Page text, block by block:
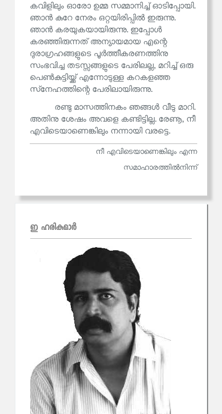
കവിളിലും ഓരോ ഉമ്മ സമ്മാനിച്ച് ഓടിപ്പോയി.
ഞാൻ കുറേ നേരം ഒറ്റയിരിപ്പിൽ ഇരുന്നു.
ഞാൻ കരയുകയായിരുന്നു. ഇപ്പോൾ
കരഞ്ഞിരുന്നത് അന്യായമായ എന്റെ
ദുരാഗ്രഹങ്ങളുടെ പൂർത്തീകരണത്തിനു
സംഭവിച്ച തടസ്സങ്ങളുടെ പേരിലല്ല, മറിച്ച് ഒരു
പെൺകുട്ടിയ്ക്ക് എന്നോടുള്ള കറകളഞ്ഞ
സ്‌നേഹത്തിന്റെ പേരിലായിരുന്നു.
രണ്ടു മാസത്തിനകം ഞങ്ങൾ വീടു മാറി.
അതിനു ശേഷം അവളെ കണ്ടിട്ടില്ല. രേണൂ, നീ
എവിടെയാണെങ്കിലും നന്നായി വരട്ടെ.
നീ എവിടെയാണെങ്കിലും എന്ന
സമാഹാരത്തില്‍നിന്ന്
ഇ ഹരികുമാര്‍